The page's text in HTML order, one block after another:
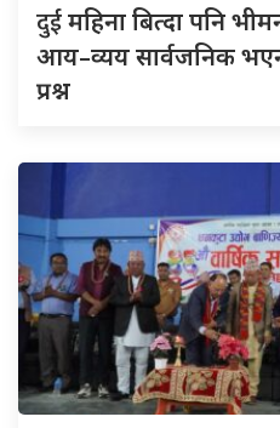
दुईमहिना बित्दा पनि
आय–व्यय सार्वजनिक भएन,
प्रश्न